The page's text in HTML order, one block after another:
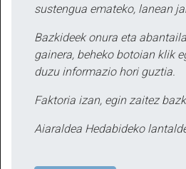
sustengua emateko, lanean
Bazkideek onura eta
gainera, beheko botoian klik
duzu informazio hori guztia.
Faktoria izan, egin zaitez
Aiaraldea Hedabideko